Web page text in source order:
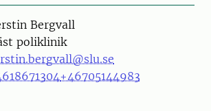
Bergvall
poliklinik
+46705144983